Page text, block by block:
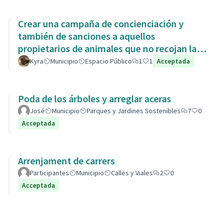
Crear una campaña de concienciación y
también de sanciones a aquellos
propietarios de animales que no recojan las
heces de las aceras. Es responsabili
Kyra Municipio Espacio Público 1 1 Acceptada
Poda de los árboles y arreglar aceras
José Municipio Parques y Jardines Sostenibles 7
0
Acceptada
Arrenjament de carrers
Participantes Municipio Calles y Viales 2
0
Acceptada